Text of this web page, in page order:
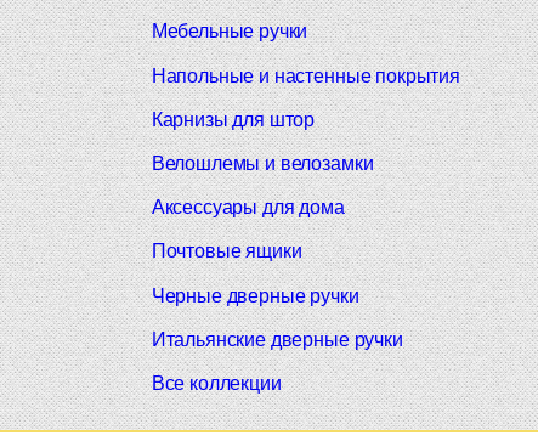
Мебельные ручки
Напольные и настенные покрытия
Карнизы для штор
Велошлемы и велозамки
Аксессуары для дома
Почтовые ящики
Черные дверные ручки
Итальянские дверные ручки
Все коллекции